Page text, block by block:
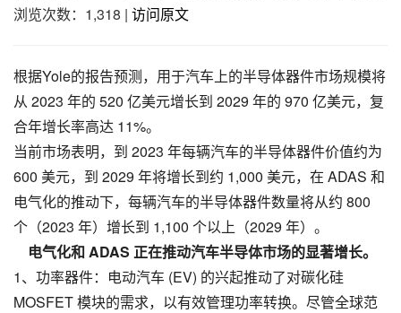
浏览次数：1,318 | 访问原文
根据Yole的报告预测，用于汽车上的半导体器件市场规模将
从 2023 年的 520 亿美元增长到 2029 年的 970 亿美元，复
合年增长率高达 11%。
当前市场表明，到 2023 年每辆汽车的半导体器件价值约为
600 美元，到 2029 年将增长到约 1,000 美元，在 ADAS 和
电气化的推动下，每辆汽车的半导体器件数量将从约 800
个（2023 年）增长到 1,100 个以上（2029 年）。
电气化和 ADAS 正在推动汽车半导体市场的显著增长。
1、功率器件：电动汽车 (EV) 的兴起推动了对碳化硅
MOSFET 模块的需求，以有效管理功率转换。尽管全球范